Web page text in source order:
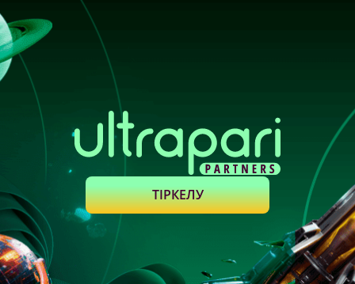
ТІРКЕЛУ